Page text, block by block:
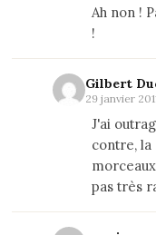
Ah non !
!
Gilbert
29 janvier
J'ai
contre, la
pas très